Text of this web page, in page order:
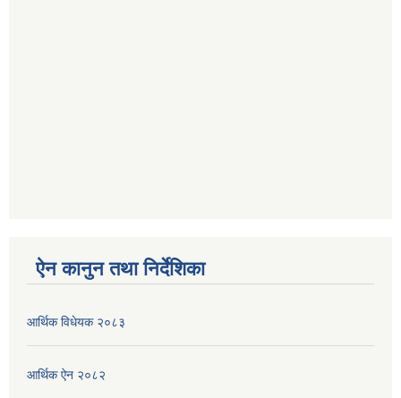
ऐन कानुन तथा निर्देशिका
आर्थिक विधेयक २०८३
आर्थिक ऐन २०८२